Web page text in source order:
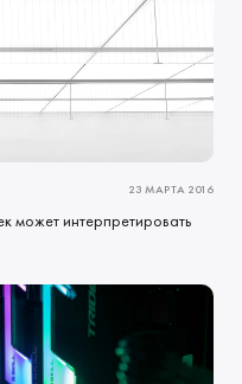
23 МАРТА 2016
может интерпретировать